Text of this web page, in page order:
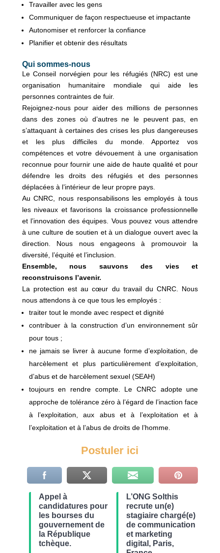
Travailler avec les gens
Communiquer de façon respectueuse et impactante
Autonomiser et renforcer la confiance
Planifier et obtenir des résultats
Qui sommes-nous
Le Conseil norvégien pour les réfugiés (NRC) est une
organisation humanitaire mondiale qui aide les
personnes contraintes de fuir.
Rejoignez-nous pour aider des millions de personnes
dans des zones où d’autres ne le peuvent pas, en
s’attaquant à certaines des crises les plus dangereuses
et les plus difficiles du monde. Apportez vos
compétences et votre dévouement à une organisation
reconnue pour fournir une aide de haute qualité et pour
défendre les droits des réfugiés et des personnes
déplacées à l’intérieur de leur propre pays.
Au CNRC, nous responsabilisons les employés à tous
les niveaux et favorisons la croissance professionnelle
et l’innovation des équipes. Vous pouvez vous attendre
à une culture de soutien et à un dialogue ouvert avec la
direction. Nous nous engageons à promouvoir la
diversité, l’équité et l’inclusion.
Ensemble, nous sauvons des vies et
reconstruisons l’avenir.
La protection est au cœur du travail du CNRC. Nous
nous attendons à ce que tous les employés :
traiter tout le monde avec respect et dignité
contribuer à la construction d’un environnement sûr
pour tous ;
ne jamais se livrer à aucune forme d’exploitation, de
harcèlement et plus particulièrement d’exploitation,
d’abus et de harcèlement sexuel (SEAH)
toujours en rendre compte. Le CNRC adopte une
approche de tolérance zéro à l’égard de l’inaction face
à l’exploitation, aux abus et à l’exploitation et à
l’exploitation et à l’abus de droits de l’homme.
Postuler ici
Appel à
candidatures pour
les bourses du
gouvernement de
la République
tchèque.
L’ONG Solthis
recrute un(e)
stagiaire chargé(e)
de communication
et marketing
digital, Paris,